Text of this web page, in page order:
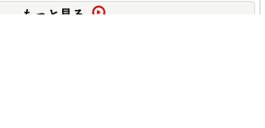
もっと見る